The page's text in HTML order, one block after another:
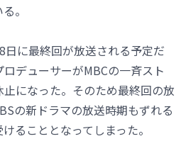
。
日に最終回が放送される予定だ
デューサーがMBCの一斉スト
になった。そのため最終回の放
の新ドラマの放送時期もずれる
ることとなってしまった。